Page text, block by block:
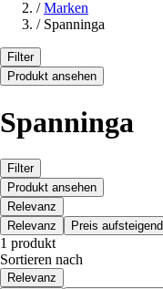
/ Marken
/ Spanninga
Filter
Produkt ansehen
Spanninga
Filter
Produkt ansehen
Relevanz
Relevanz
Preis aufsteigend
1 produkt
Sortieren nach
Relevanz